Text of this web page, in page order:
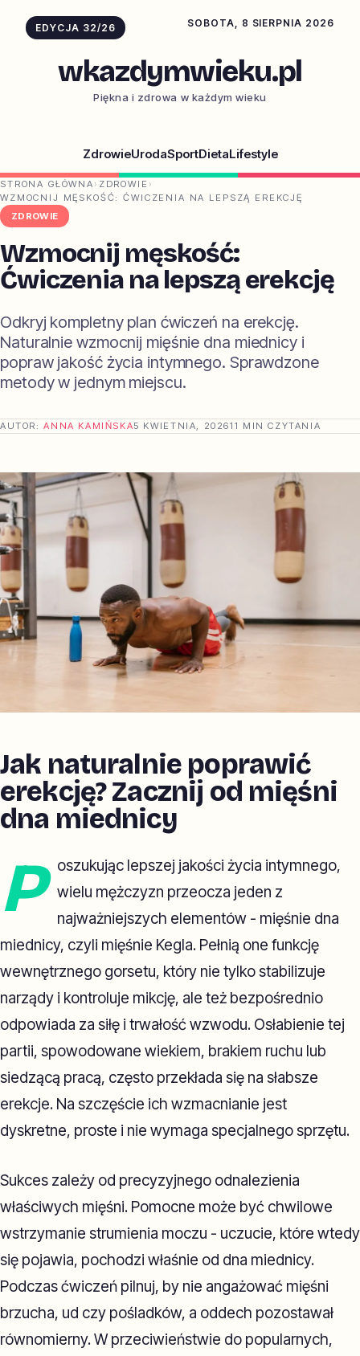
EDYCJA 32/26 SOBOTA, 8 SIERPNIA 2026
wkazdymwieku.pl
Piękna i zdrowa w każdym wieku
ZdrowieUrodaSportDietaLifestyle
STRONA GŁÓWNA › ZDROWIE ›
WZMOCNIJ MĘSKOŚĆ: ĆWICZENIA NA LEPSZĄ EREKCJĘ
ZDROWIE
Wzmocnij męskość:
Ćwiczenia na lepszą erekcję
Odkryj kompletny plan ćwiczeń na erekcję.
Naturalnie wzmocnij mięśnie dna miednicy i
popraw jakość życia intymnego. Sprawdzone
metody w jednym miejscu.
AUTOR:ANNA KAMIŃSKA5 KWIETNIA, 202611 MIN CZYTANIA
Jak naturalnie poprawić
erekcję? Zacznij od mięśni
dna miednicy
P
oszukując lepszej jakości życia intymnego,
wielu mężczyzn przeocza jeden z
najważniejszych elementów - mięśnie dna
miednicy, czyli mięśnie Kegla. Pełnią one funkcję
wewnętrznego gorsetu, który nie tylko stabilizuje
narządy i kontroluje mikcję, ale też bezpośrednio
odpowiada za siłę i trwałość wzwodu. Osłabienie tej
partii, spowodowane wiekiem, brakiem ruchu lub
siedzącą pracą, często przekłada się na słabsze
erekcje. Na szczęście ich wzmacnianie jest
dyskretne, proste i nie wymaga specjalnego sprzętu.
Sukces zależy od precyzyjnego odnalezienia
właściwych mięśni. Pomocne może być chwilowe
wstrzymanie strumienia moczu - uczucie, które wtedy
się pojawia, pochodzi właśnie od dna miednicy.
Podczas ćwiczeń pilnuj, by nie angażować mięśni
brzucha, ud czy pośladków, a oddech pozostawał
równomierny. W przeciwieństwie do popularnych,